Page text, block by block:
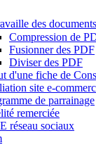
des
Compression de
Fusionner des PDF
Diviser des PDF
d'une fiche de
site e-
de parrainage
remerciée
réseau sociaux